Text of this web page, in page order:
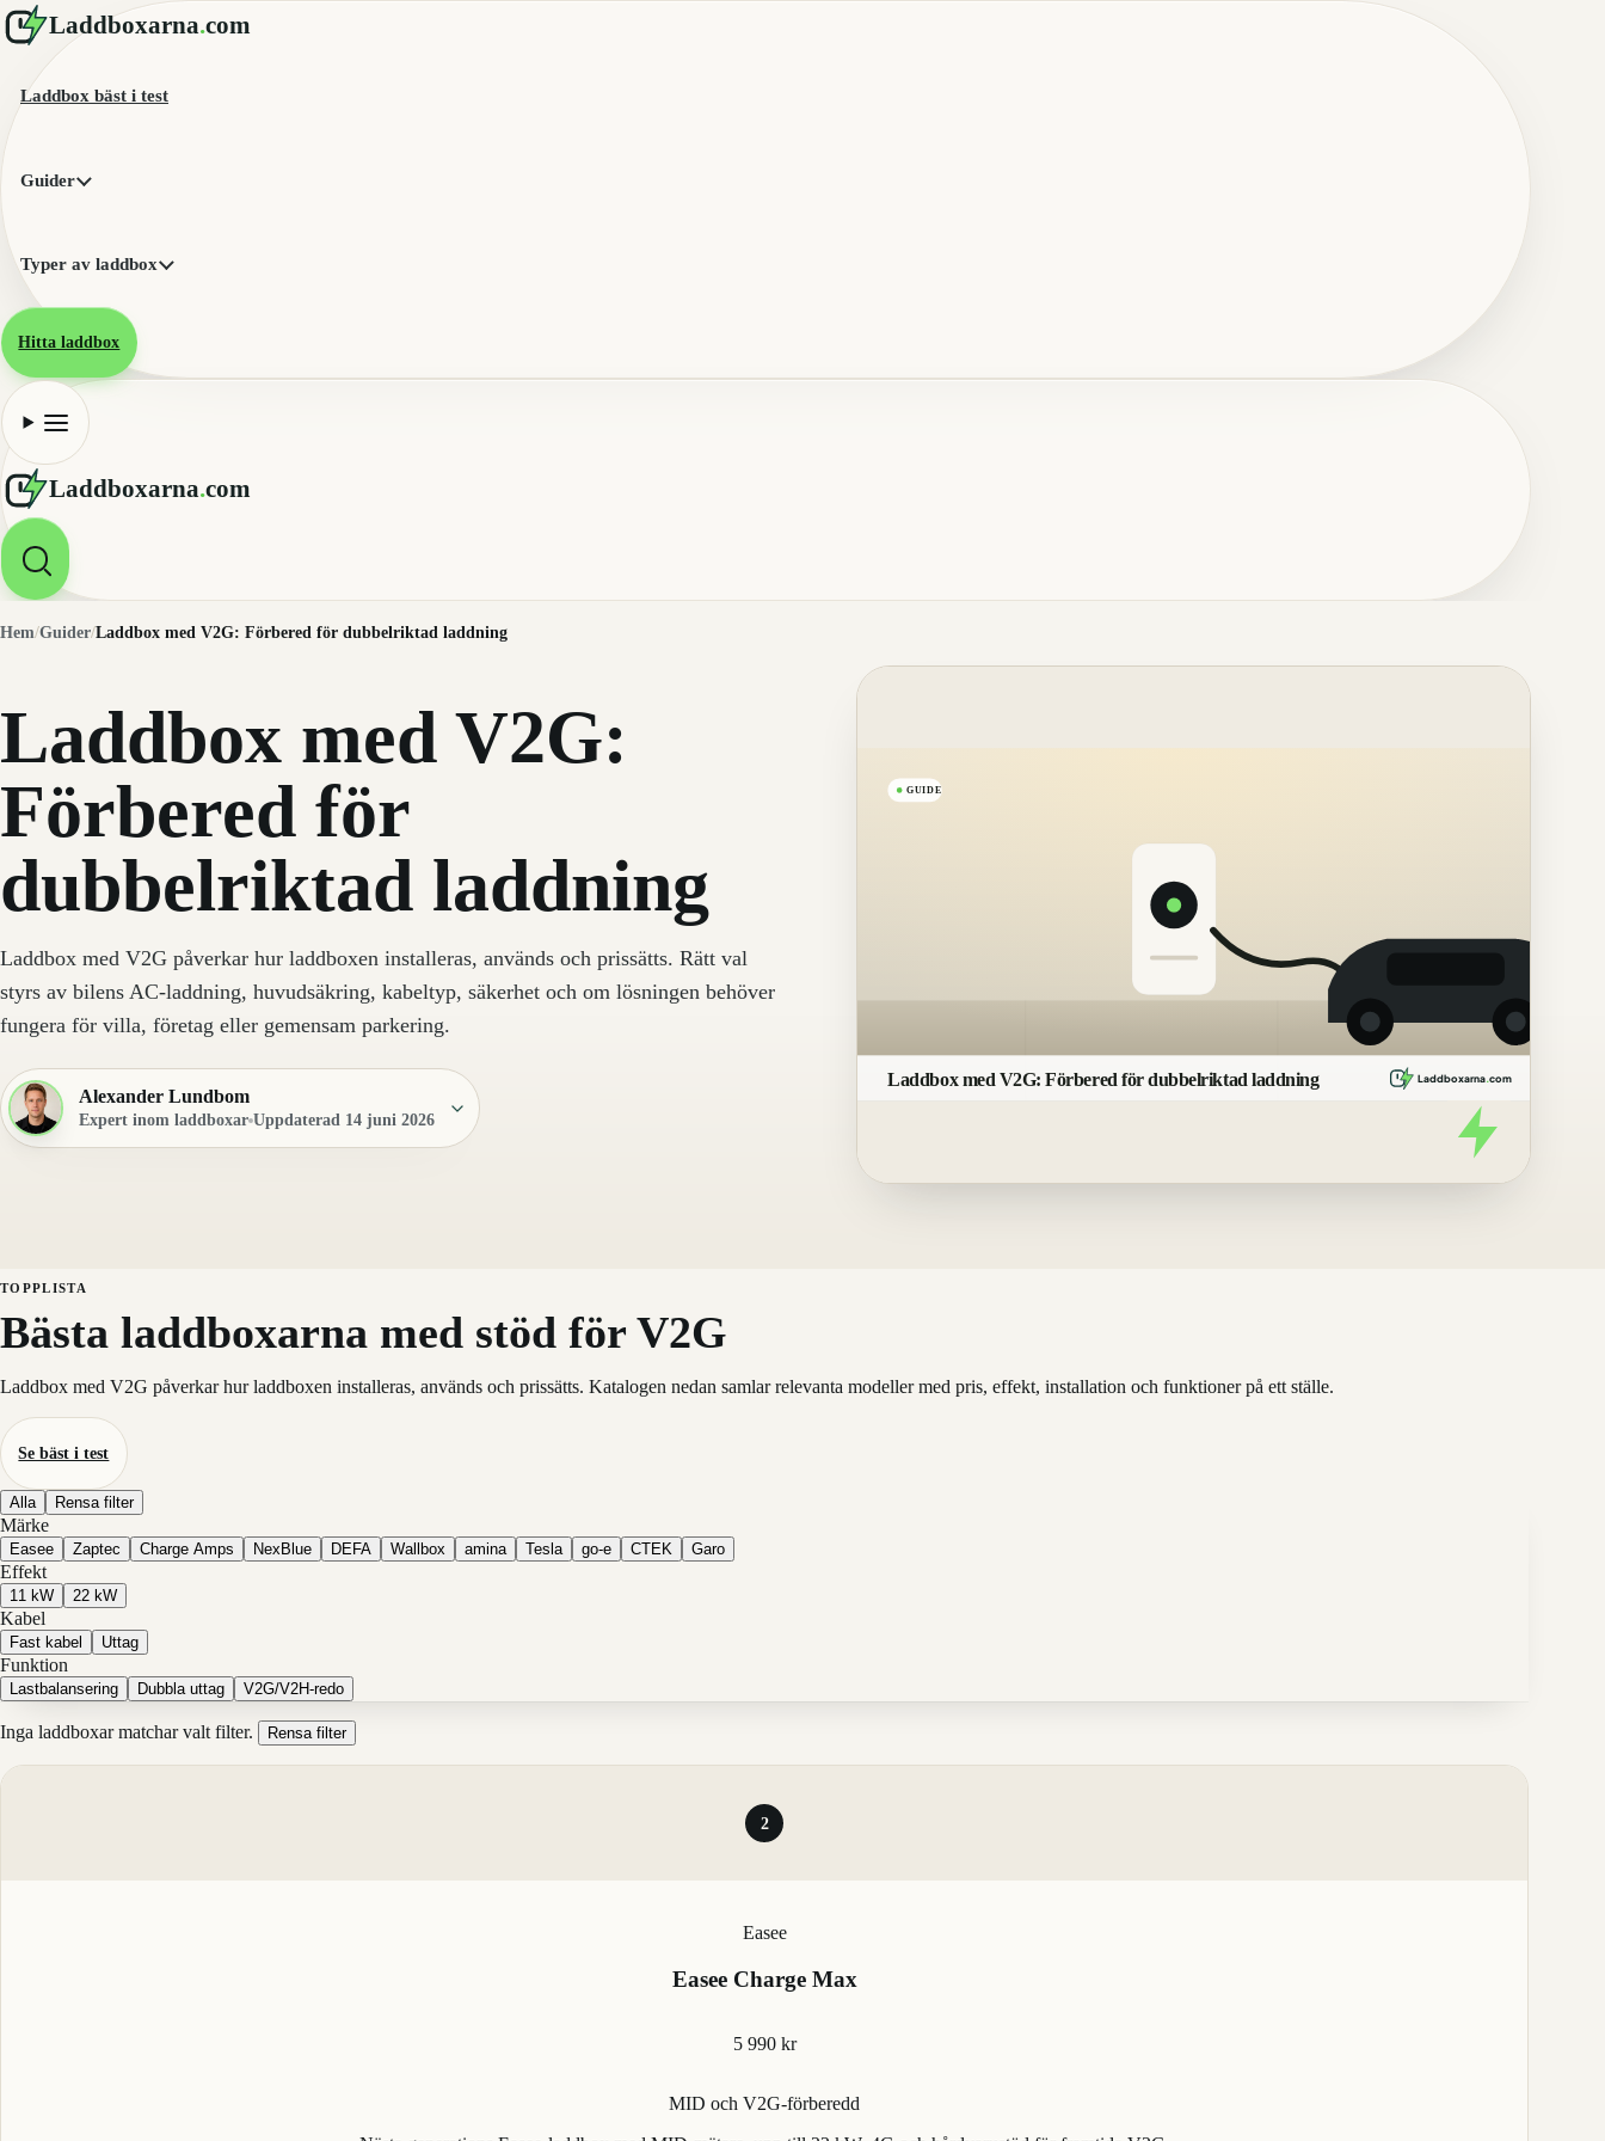
Laddboxarna.com
Laddbox bäst i test
Guider
Typer av laddbox
Hitta laddbox
Laddboxarna.com
Hem/Guider/Laddbox med V2G: Förbered för dubbelriktad laddning
Laddbox med V2G:
Förbered för
dubbelriktad laddning
Laddbox med V2G påverkar hur laddboxen installeras, används och prissätts. Rätt val
styrs av bilens AC-laddning, huvudsäkring, kabeltyp, säkerhet och om lösningen behöver
fungera för villa, företag eller gemensam parkering.
Alexander Lundbom
Expert inom laddboxar Uppdaterad 14 juni 2026
GUIDE
Laddbox med V2G: Förbered för dubbelriktad laddning Laddboxarna.com
TOPPLISTA
Bästa laddboxarna med stöd för V2G
Laddbox med V2G påverkar hur laddboxen installeras, används och prissätts. Katalogen nedan samlar relevanta modeller med pris, effekt, installation och funktioner på ett ställe.
Se bäst i test
Alla Rensa filter
Märke
Easee Zaptec Charge Amps NexBlue DEFA Wallbox amina Tesla go-e CTEK Garo
Effekt
11 kW 22 kW
Kabel
Fast kabel Uttag
Funktion
Lastbalansering Dubbla uttag V2G/V2H-redo
Inga laddboxar matchar valt filter. Rensa filter
2
Easee
Easee Charge Max
5 990 kr
MID och V2G-förberedd